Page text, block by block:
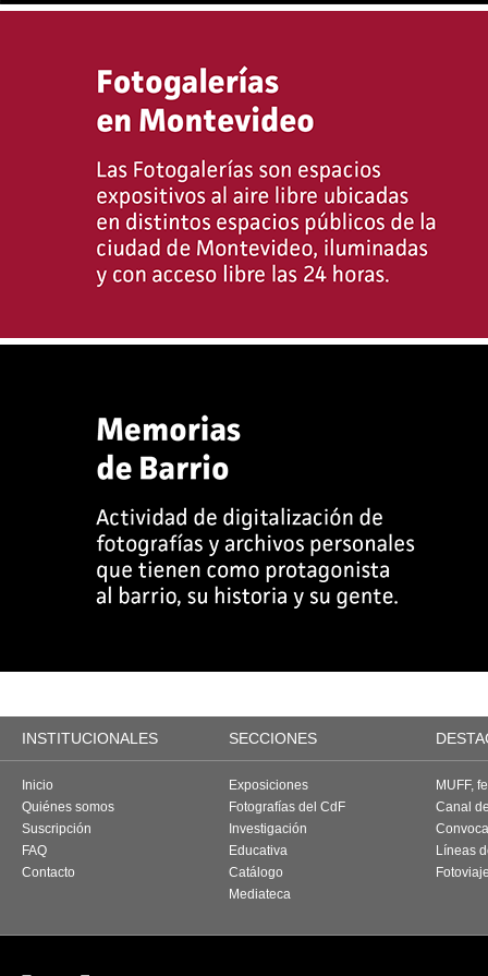
INSTITUCIONALES SECCIONES
Inicio
Quiénes somos
Suscripción
FAQ
Contacto
Exposiciones
Fotografías del CdF
Investigación
Educativa
Catálogo
Mediateca
MUFF,
Canal
Líneas